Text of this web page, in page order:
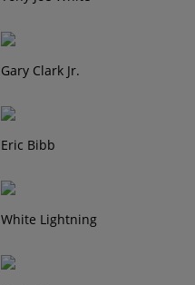
Gary Clark Jr.
Eric Bibb
White Lightning